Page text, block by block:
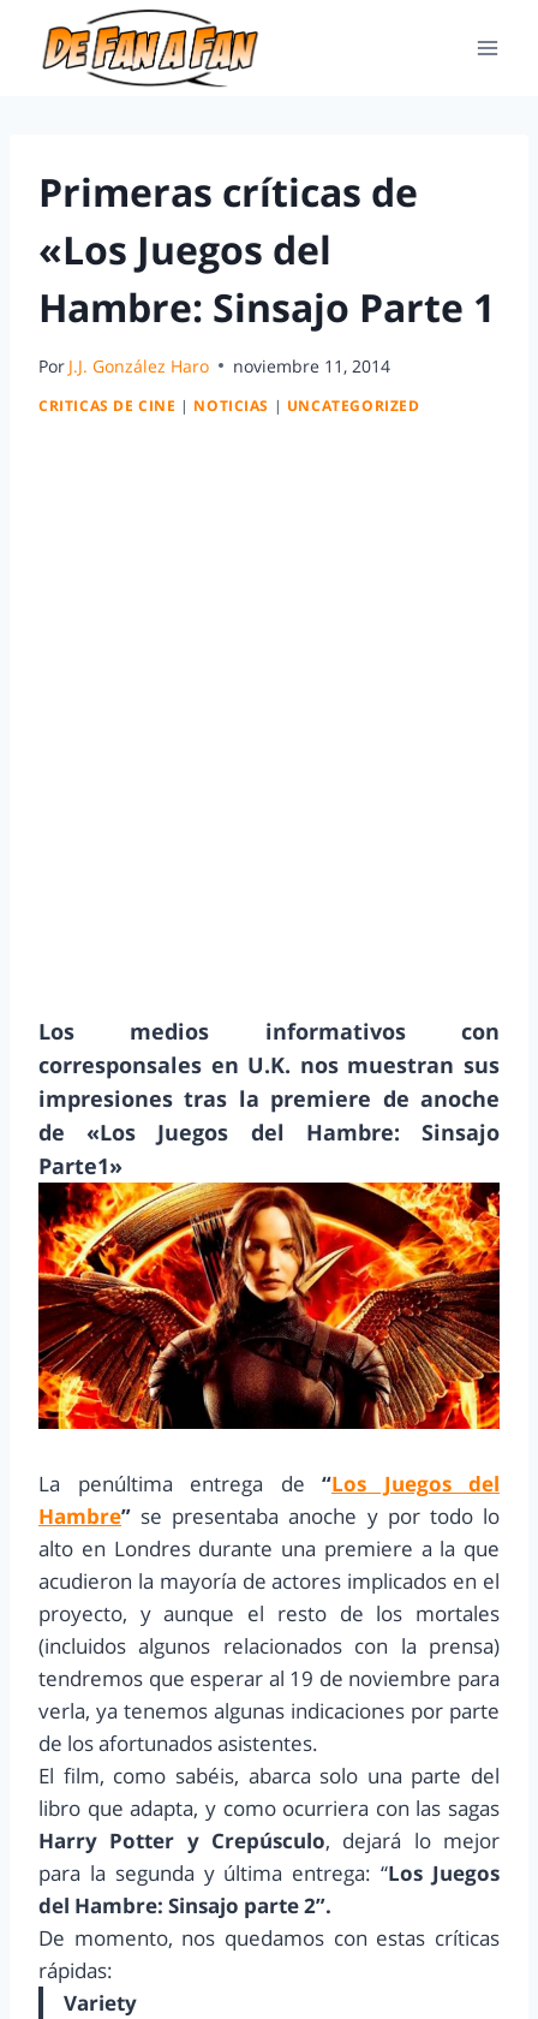
Primeras críticas de
«Los Juegos del
Hambre: Sinsajo Parte 1
Por J.J. González Haro noviembre 11, 2014
CRITICAS DE CINE | NOTICIAS | UNCATEGORIZED
Los medios informativos con
corresponsales en U.K. nos muestran sus
impresiones tras la premiere de anoche
de «Los Juegos del Hambre: Sinsajo
Parte1»
La penúltima entrega de “Los Juegos del
Hambre” se presentaba anoche y por todo lo
alto en Londres durante una premiere a la que
acudieron la mayoría de actores implicados en el
proyecto, y aunque el resto de los mortales
(incluidos algunos relacionados con la prensa)
tendremos que esperar al 19 de noviembre para
verla, ya tenemos algunas indicaciones por parte
de los afortunados asistentes.
El film, como sabéis, abarca solo una parte del
libro que adapta, y como ocurriera con las sagas
Harry Potter y Crepúsculo, dejará lo mejor
para la segunda y última entrega: “Los Juegos
del Hambre: Sinsajo parte 2”.
De momento, nos quedamos con estas críticas
rápidas:
Variety